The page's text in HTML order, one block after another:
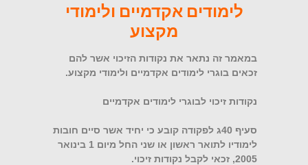
לימודים אקדמיים ולימודי
מקצוע
במאמר זה נתאר את נקודות הזיכוי אשר להם
זכאים בוגרי לימודים אקדמיים ולימודי מקצוע.
נקודות זיכוי לבוגרי לימודים אקדמיים
סעיף 40ג לפקודה קובע כי יחיד אשר סיים חובות
לימודיו לתואר ראשון או שני החל מיום 1 בינואר
2005, זכאי לקבל נקודות זיכוי.